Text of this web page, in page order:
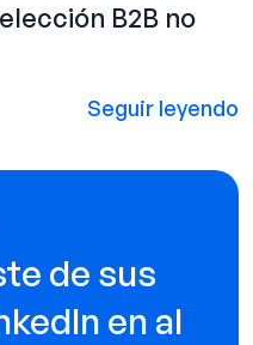
B2B no
Seguir leyendo
de sus
en al